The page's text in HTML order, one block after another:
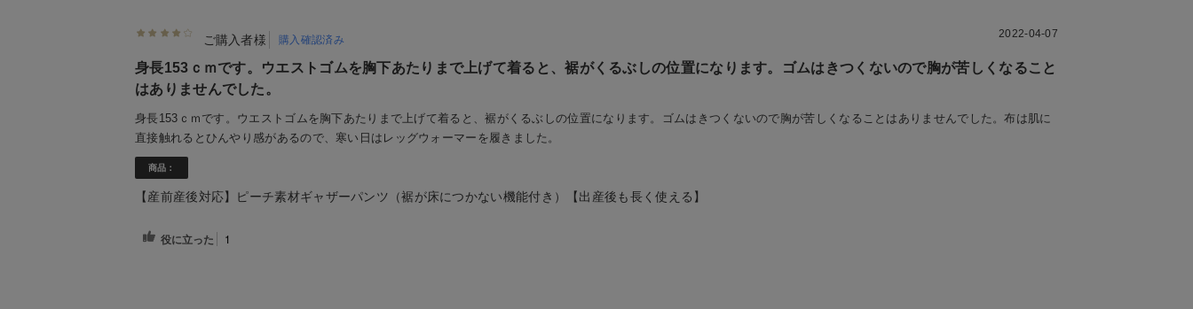
ご購入者様 購入確認済み 2022-04-07
身長153ｃｍです。ウエストゴムを胸下あたりまで上げて着ると、裾がくるぶしの位置になります。ゴムはきつくないので胸が苦しくなること
はありませんでした。
身長153ｃｍです。ウエストゴムを胸下あたりまで上げて着ると、裾がくるぶしの位置になります。ゴムはきつくないので胸が苦しくなることはありませんでした。布は肌に
直接触れるとひんやり感があるので、寒い日はレッグウォーマーを履きました。
商品：
【産前産後対応】ピーチ素材ギャザーパンツ（裾が床につかない機能付き）【出産後も長く使える】
役に立った 1